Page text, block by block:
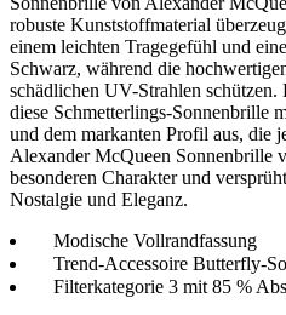
robuste Kunststoffmaterial
einem leichten Tragegefühl und
Schwarz, während die
schädlichen UV-Strahlen
diese Schmetterlings-Sonnenbrille
und dem markanten Profil aus, die
Alexander McQueen Sonnenbrille
besonderen Charakter und
Nostalgie und Eleganz.
Modische Vollrandfassung
Trend-Accessoire Butterfly-
Filterkategorie 3 mit 85 %